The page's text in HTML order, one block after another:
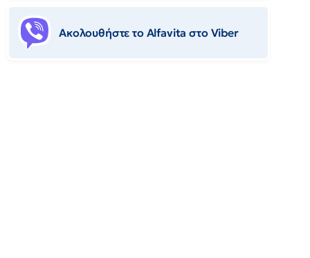
Ακολουθήστε το Αlfavita στο Viber